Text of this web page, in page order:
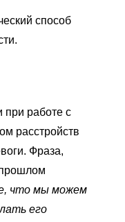
способ
при работе с
расстройств
Фраза,
что мы можем
его